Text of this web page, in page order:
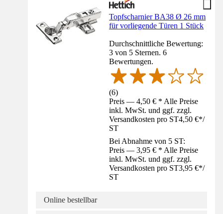
Topfscharnier BA38 Ø 26 mm
für vorliegende Türen 1 Stück
Durchschnittliche Bewertung:
3 von 5 Sternen. 6
Bewertungen.
(6)
Preis — 4,50 € * Alle Preise
inkl. MwSt. und ggf. zzgl.
Versandkosten pro ST4,50 €*/
ST
Bei Abnahme von 5 ST:
Preis — 3,95 € * Alle Preise
inkl. MwSt. und ggf. zzgl.
Versandkosten pro ST3,95 €*/
ST
Online bestellbar